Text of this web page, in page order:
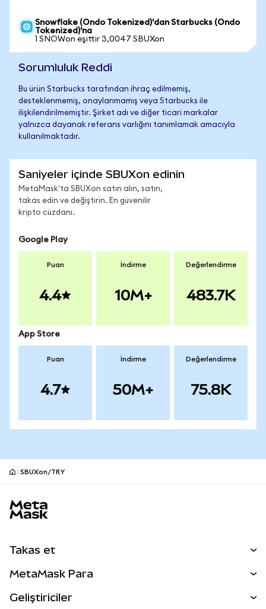
Snowflake (Ondo Tokenized)'dan Starbucks (Ondo
Tokenized)'na
1 SNOWon eşittir 3,0047 SBUXon
Sorumluluk Reddi
Bu ürün Starbucks tarafından ihraç edilmemiş,
desteklenmemiş, onaylanmamış veya Starbucks ile
ilişkilendirilmemiştir. Şirket adı ve diğer ticari markalar
yalnızca dayanak referans varlığını tanımlamak amacıyla
kullanılmaktadır.
Saniyeler içinde SBUXon edinin
MetaMask'ta SBUXon satın alın, satın,
takas edin ve değiştirin. En güvenilir
kripto cüzdanı.
Google Play
Puan
4.4
İndirme
10M+
Değerlendirme
483.7K
App Store
Puan
4.7
İndirme
50M+
Değerlendirme
75.8K
SBUXon/TRY
Takas et
Perps
MetaMask Para
Geliştiriciler